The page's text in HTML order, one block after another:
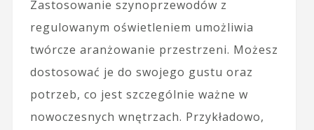
Zastosowanie szynoprzewodów z
regulowanym oświetleniem umożliwia
twórcze aranżowanie przestrzeni. Możesz
dostosować je do swojego gustu oraz
potrzeb, co jest szczególnie ważne w
nowoczesnych wnętrzach. Przykładowo,